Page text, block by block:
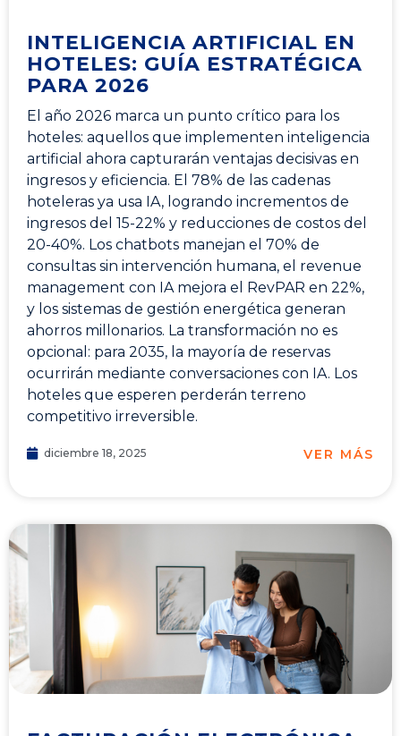
INTELIGENCIA ARTIFICIAL EN
HOTELES: GUÍA ESTRATÉGICA
PARA 2026
El año 2026 marca un punto crítico para los
hoteles: aquellos que implementen inteligencia
artificial ahora capturarán ventajas decisivas en
ingresos y eficiencia. El 78% de las cadenas
hoteleras ya usa IA, logrando incrementos de
ingresos del 15-22% y reducciones de costos del
20-40%. Los chatbots manejan el 70% de
consultas sin intervención humana, el revenue
management con IA mejora el RevPAR en 22%,
y los sistemas de gestión energética generan
ahorros millonarios. La transformación no es
opcional: para 2035, la mayoría de reservas
ocurrirán mediante conversaciones con IA. Los
hoteles que esperen perderán terreno
competitivo irreversible.
diciembre 18, 2025 VER MÁS